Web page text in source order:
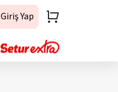
Giriş Yap